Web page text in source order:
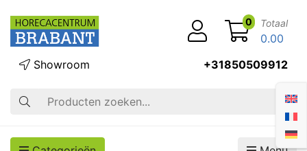
Zoek op
Showroom +31850509912
0 Totaal
0.00